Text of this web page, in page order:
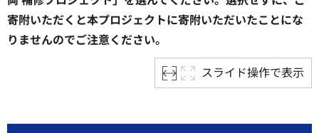
寄附いただくと本プロジェクトに寄附いただいたことにな
りませんのでご注意ください。
スライド操作で表示